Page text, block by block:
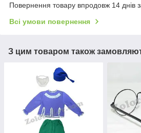
Повернення товару впродовж 14 днів
Всі умови повернення
З цим товаром також